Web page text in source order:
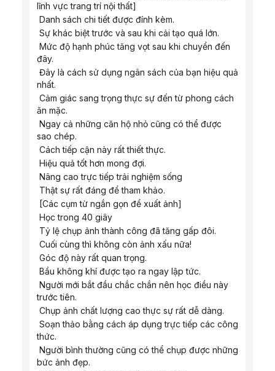
lĩnh vực trang trí nội thất]
Danh sách chi tiết được đính kèm.
Sự khác biệt trước và sau khi cải tạo quá lớn.
đây.
nhất.
ăn mặc.
sao chép.
Cách tiếp cận này rất thiết thực.
Hiệu quả tốt hơn mong đợi.
Nâng cao trực tiếp trải nghiệm sống
Thật sự rất đáng để tham khảo.
[Các cụm từ ngắn gọn để xuất ảnh]
Học trong 40 giây
Tỷ lệ chụp ảnh thành công đã tăng gấp đôi.
Cuối cùng thì không còn ảnh xấu nữa!
Góc độ này rất quan trọng.
Bầu không khí được tạo ra ngay lập tức.
trước tiên.
Chụp ảnh chất lượng cao thực sự rất dễ dàng.
thức.
bức ảnh đẹp.